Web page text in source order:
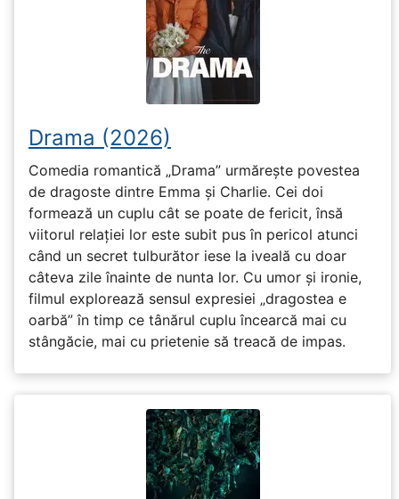
Drama (2026)
Comedia romantică „Drama” urmărește povestea
de dragoste dintre Emma și Charlie. Cei doi
formează un cuplu cât se poate de fericit, însă
viitorul relației lor este subit pus în pericol atunci
când un secret tulburător iese la iveală cu doar
câteva zile înainte de nunta lor. Cu umor și ironie,
filmul explorează sensul expresiei „dragostea e
oarbă” în timp ce tânărul cuplu încearcă mai cu
stângăcie, mai cu prietenie să treacă de impas.